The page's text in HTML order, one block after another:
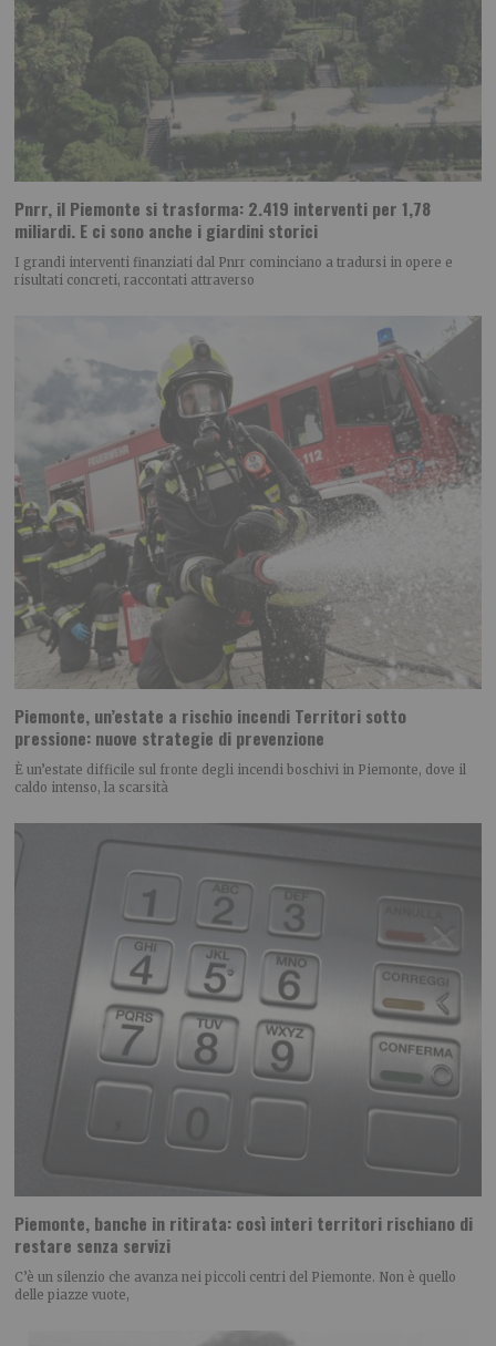
Pnrr, il Piemonte si trasforma: 2.419 interventi per 1,78
miliardi. E ci sono anche i giardini storici
I grandi interventi finanziati dal Pnrr cominciano a tradursi in opere e
risultati concreti, raccontati attraverso
Piemonte, un’estate a rischio incendi Territori sotto
pressione: nuove strategie di prevenzione
È un’estate difficile sul fronte degli incendi boschivi in Piemonte, dove il
caldo intenso, la scarsità
Piemonte, banche in ritirata: così interi territori rischiano di
restare senza servizi
C’è un silenzio che avanza nei piccoli centri del Piemonte. Non è quello
delle piazze vuote,